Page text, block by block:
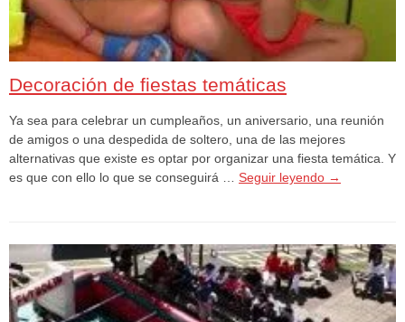
Decoración de fiestas temáticas
Ya sea para celebrar un cumpleaños, un aniversario, una reunión
de amigos o una despedida de soltero, una de las mejores
alternativas que existe es optar por organizar una fiesta temática. Y
es que con ello lo que se conseguirá … Seguir leyendo →